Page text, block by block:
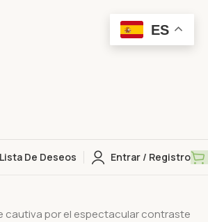
Lista De Deseos Entrar / Registro
cautiva por el espectacular contraste
ES